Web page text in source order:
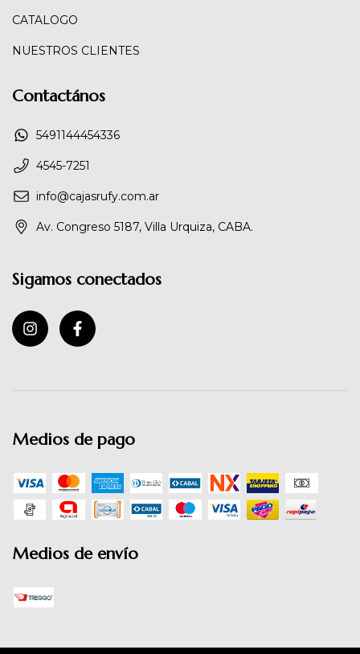
CATALOGO
NUESTROS CLIENTES
Contactános
5491144454336
4545-7251
info@cajasrufy.com.ar
Av. Congreso 5187, Villa Urquiza, CABA.
Sigamos conectados
Medios de pago
Medios de envío